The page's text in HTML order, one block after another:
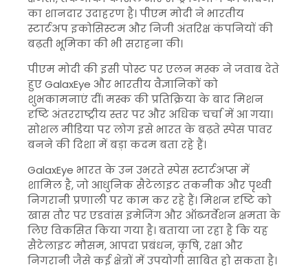
का शानदार उदाहरण है। पीएम मोदी ने भारतीय
स्टार्टअप इकोसिस्टम और निजी अंतरिक्ष कंपनियों की
बढ़ती भूमिका की भी सराहना की।
पीएम मोदी की इसी पोस्ट पर एलन मस्क ने जवाब देते
हुए GalaxEye और भारतीय वैज्ञानिकों को
शुभकामनाएं दीं। मस्क की प्रतिक्रिया के बाद मिशन
दृष्टि अंतरराष्ट्रीय स्तर पर और अधिक चर्चा में आ गया।
सोशल मीडिया पर लोग इसे भारत के बढ़ते स्पेस पावर
बनने की दिशा में बड़ा कदम बता रहे हैं।
GalaxEye भारत के उन उभरते स्पेस स्टार्टअप्स में
शामिल है, जो आधुनिक सैटेलाइट तकनीक और पृथ्वी
निगरानी प्रणाली पर काम कर रहे हैं। मिशन दृष्टि को
खास तौर पर एडवांस इमेजिंग और ऑब्जर्वेशन क्षमता के
लिए विकसित किया गया है। बताया जा रहा है कि यह
सैटेलाइट मौसम, आपदा प्रबंधन, कृषि, रक्षा और
निगरानी जैसे कई क्षेत्रों में उपयोगी साबित हो सकता है।